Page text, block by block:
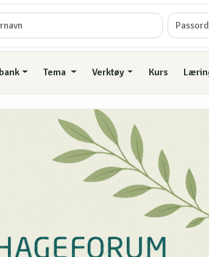
Tema Verktøy Kurs